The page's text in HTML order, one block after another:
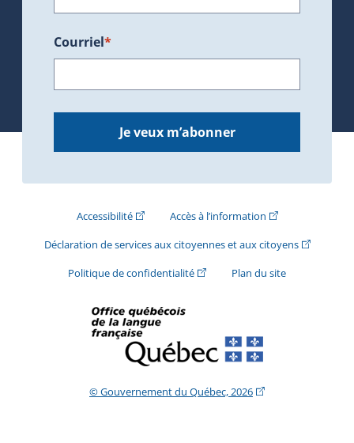
Courriel*
Je veux m’abonner
Accessibilité(Cet hyperlien externe s'ouvrira dans une
Accès à l’information(Cet hyperlien
Déclaration de services aux citoyennes et aux citoyens(Cet
Politique de confidentialité(Cet hyperlien externe s'ouvrira
Plan du site
© Gouvernement du Québec, 2026(Cet hyperlien